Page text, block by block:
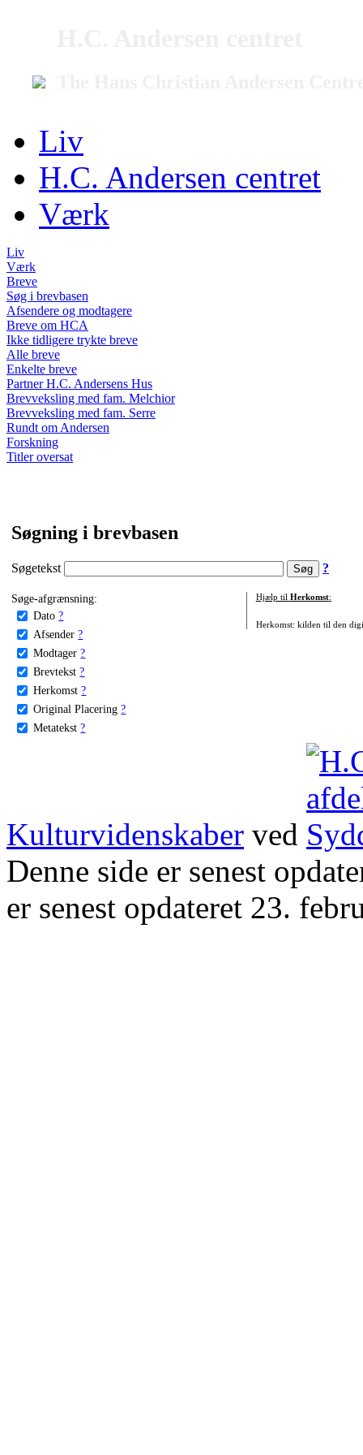
Liv
H.C. Andersen centret
Værk
Liv
Værk
Breve
Søg i brevbasen
Afsendere og modtagere
Breve om HCA
Ikke tidligere trykte breve
Alle breve
Enkelte breve
Partner H.C. Andersens Hus
Brevveksling med fam. Melchior
Brevveksling med fam. Serre
Rundt om Andersen
Forskning
Titler oversat
Søgning i brevbasen
Søgetekst ?
Søge-afgrænsning:
Dato ?
Afsender ?
Modtager ?
Brevtekst ?
Herkomst ?
Original Placering ?
Metatekst ?
Hjælp til Herkomst:
Herkomst: kilden til den
Kulturvidenskaber ved
Denne side er senest
er senest opdateret 23.